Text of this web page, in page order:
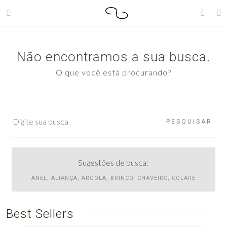
Não encontramos a sua busca.
O que você está procurando?
PESQUISAR
Sugestões de busca:
ANEL, ALIANÇA, ARGOLA, BRINCO, CHAVEIRO, COLARE
Best Sellers